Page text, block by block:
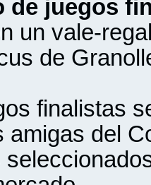
de juegos
un vale-
de
finalistas
amigas del